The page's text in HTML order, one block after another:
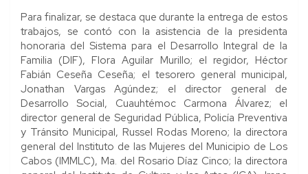
Para finalizar, se destaca que durante la entrega de estos
trabajos, se contó con la asistencia de la presidenta
honoraria del Sistema para el Desarrollo Integral de la
Familia (DIF), Flora Aguilar Murillo; el regidor, Héctor
Fabián Ceseña Ceseña; el tesorero general municipal,
Jonathan Vargas Agúndez; el director general de
Desarrollo Social, Cuauhtémoc Carmona Álvarez; el
director general de Seguridad Pública, Policía Preventiva
y Tránsito Municipal, Russel Rodas Moreno; la directora
general del Instituto de las Mujeres del Municipio de Los
Cabos (IMMLC), Ma. del Rosario Díaz Cinco; la directora